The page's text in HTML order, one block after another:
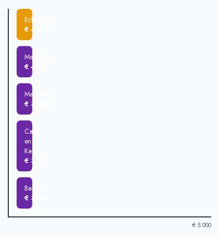
Maastricht
MargratenEckelrade
€ 4.562
Maastricht
€ 4.190
Margraten
€ 3.382
Cadier
en
Keer
€ 3.150
Banholt
€ 3.133
€ 5.000